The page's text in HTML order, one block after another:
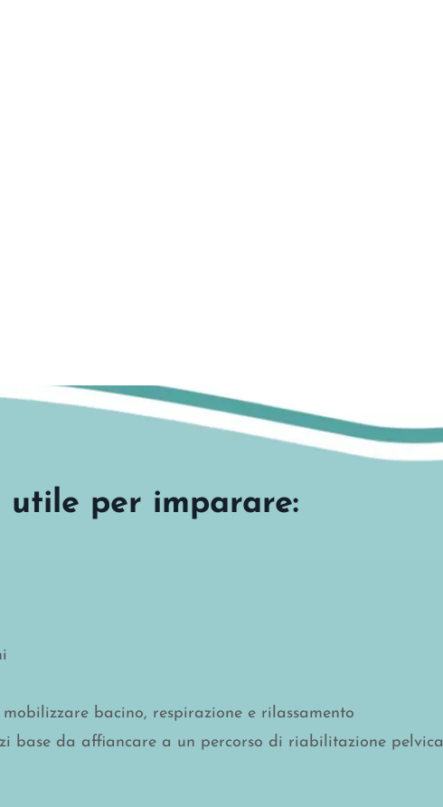
utile per imparare:
bacino, respirazione e rilassamento
base da affiancare a un percorso di riabilitazione pelvica